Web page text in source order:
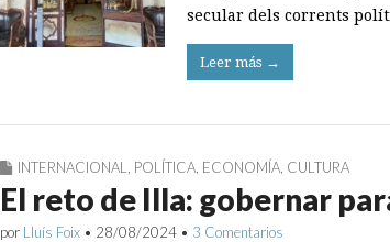
secular dels corrents
Leer más →
INTERNACIONAL POLÍTICA ECONOMÍA CULTURA
El reto de Illa: gobernar
por Lluís Foix • 28/08/2024 • 3 Comentarios